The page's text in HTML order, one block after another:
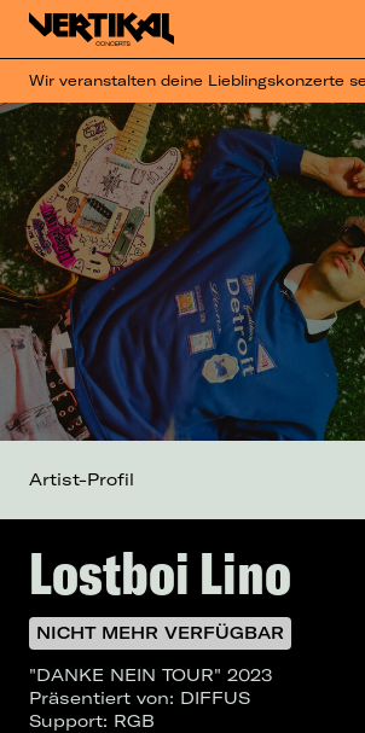
Wir veranstalten deine Lieblingskonzerte
Lostboi Lino
NICHT MEHR VERFÜGBAR
"DANKE NEIN TOUR" 2023
Präsentiert von: DIFFUS
Support: RGB
Artist-Profil